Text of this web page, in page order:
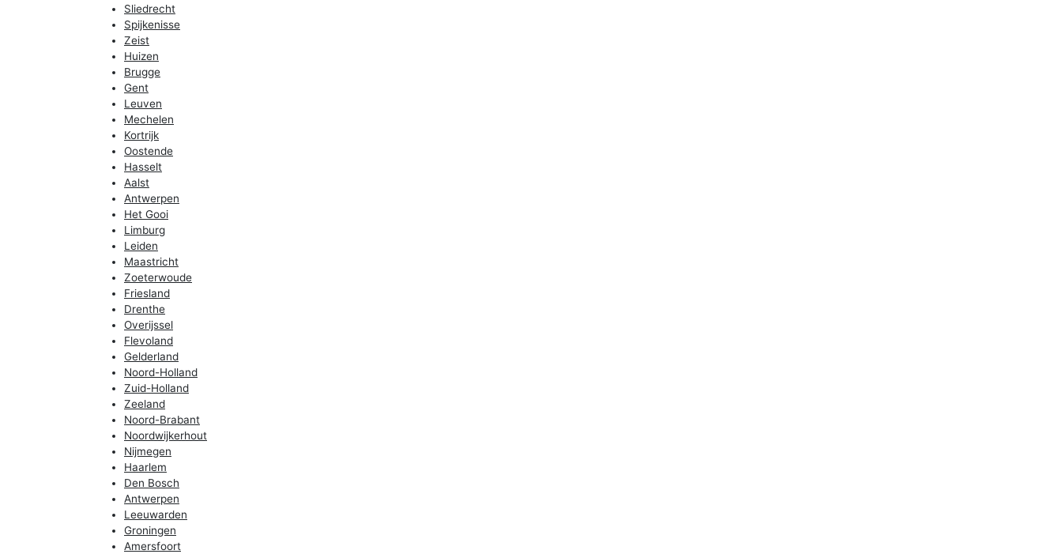
Sliedrecht
Spijkenisse
Zeist
Huizen
Brugge
Gent
Leuven
Mechelen
Kortrijk
Oostende
Hasselt
Aalst
Antwerpen
Het Gooi
Limburg
Leiden
Maastricht
Zoeterwoude
Friesland
Drenthe
Overijssel
Flevoland
Gelderland
Noord-Holland
Zuid-Holland
Zeeland
Noord-Brabant
Noordwijkerhout
Nijmegen
Haarlem
Den Bosch
Antwerpen
Leeuwarden
Groningen
Amersfoort